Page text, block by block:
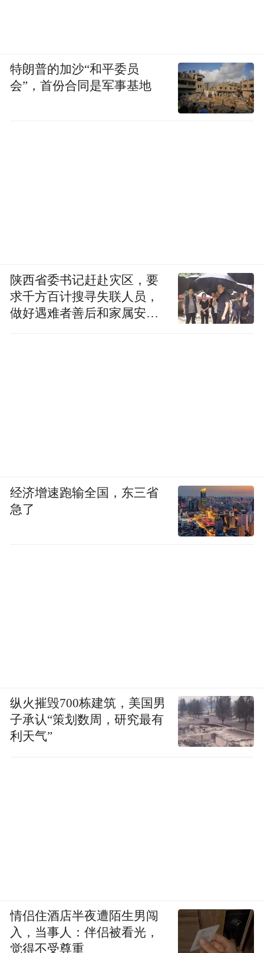
特朗普的加沙“和平委员
会”，首份合同是军事基地
陕西省委书记赶赴灾区，要
求千方百计搜寻失联人员，
做好遇难者善后和家属安抚
经济增速跑输全国，东三省
急了
纵火摧毁700栋建筑，美国男
子承认“策划数周，研究最有
利天气”
情侣住酒店半夜遭陌生男闯
入，当事人：伴侣被看光，
觉得不受尊重